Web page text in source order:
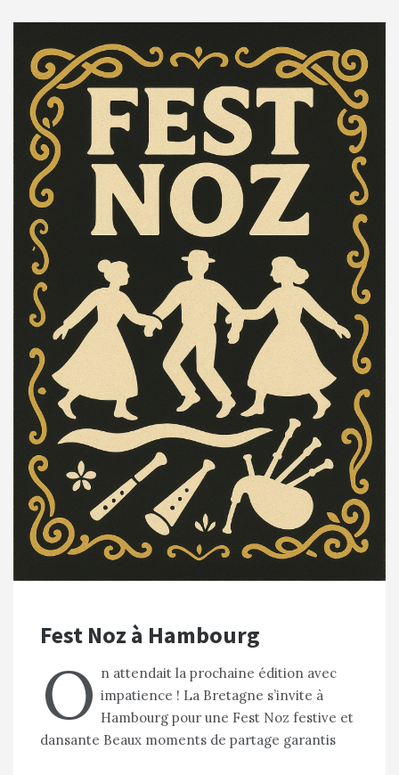
Fest Noz à Hambourg
O n attendait la prochaine édition avec
impatience ! La Bretagne s’invite à
Hambourg pour une Fest Noz festive et
dansante Beaux moments de partage garantis